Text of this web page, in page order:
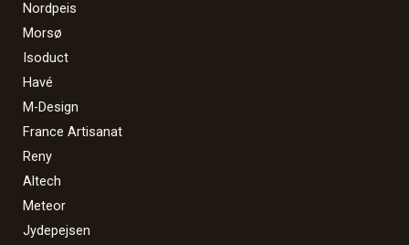
Nordpeis
Morsø
Isoduct
Havé
M-Design
France Artisanat
Reny
Altech
Meteor
Jydepejsen